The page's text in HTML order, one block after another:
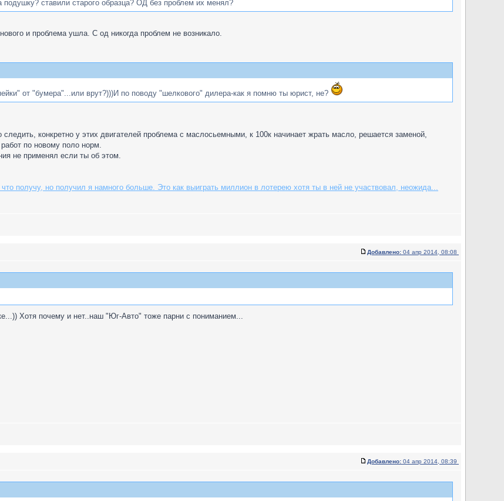
ставили старого образца? ОД без проблем их менял?
и проблема ушла. С од никогда проблем не возникало.
от "бумера"...или врут?)))И по поводу "шелкового" дилера-как я помню ты юрист, не?
конкретно у этих двигателей проблема с маслосьемными, к 100к начинает жрать масло, решается заменой,
по новому поло норм.
не применял если ты об этом.
получу, но получил я намного больше. Это как выиграть миллион в лотерею хотя ты в ней не участвовал, неожида...
Добавлено: 04 апр 2014, 08:08
Хотя почему и нет..наш "Юг-Авто" тоже парни с пониманием...
Добавлено: 04 апр 2014, 08:39